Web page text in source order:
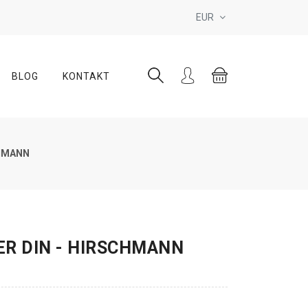
EUR
BLOG KONTAKT
DIN - HIRSCHMANN